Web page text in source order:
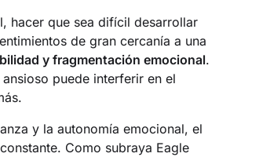
hacer que sea difícil desarrollar
de gran cercanía a una
y fragmentación emocional.
puede interferir en el
y la autonomía emocional, el
Como subraya Eagle